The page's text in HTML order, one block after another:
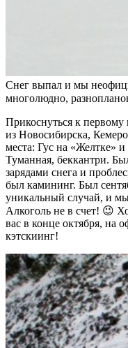
Снег выпал и мы
многолюдно,
Прикоснуться к первому
из Новосибирска,
места: Гус на «Желтке»
Туманная, беккантри.
зарядами снега и
был камининг. Был
уникальный случай, и
Алкоголь не в счет! 😉
вас в конце октября, на
кэтскиинг!